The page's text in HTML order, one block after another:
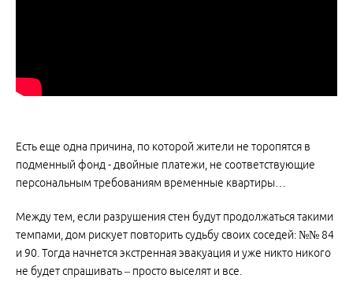
Есть еще одна причина, по которой жители не торопятся в
подменный фонд - двойные платежи, не соответствующие
персональным требованиям временные квартиры…
Между тем, если разрушения стен будут продолжаться такими
темпами, дом рискует повторить судьбу своих соседей: №№ 84
и 90. Тогда начнется экстренная эвакуация и уже никто никого
не будет спрашивать – просто выселят и все.